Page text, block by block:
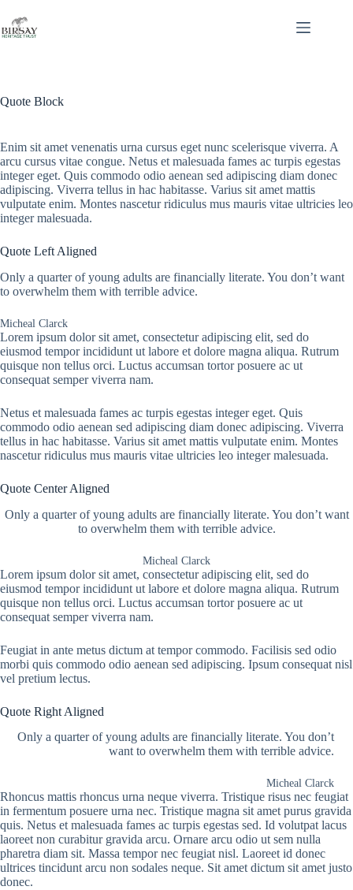
content
Quote Block
Enim sit amet venenatis urna cursus eget nunc scelerisque viverra. A
arcu cursus vitae congue. Netus et malesuada fames ac turpis egestas
integer eget. Quis commodo odio aenean sed adipiscing diam donec
adipiscing. Viverra tellus in hac habitasse. Varius sit amet mattis
vulputate enim. Montes nascetur ridiculus mus mauris vitae ultricies leo
integer malesuada.
Quote Left Aligned
Only a quarter of young adults are financially literate. You don’t want
to overwhelm them with terrible advice.
Micheal Clarck
Lorem ipsum dolor sit amet, consectetur adipiscing elit, sed do
eiusmod tempor incididunt ut labore et dolore magna aliqua. Rutrum
quisque non tellus orci. Luctus accumsan tortor posuere ac ut
consequat semper viverra nam.
Netus et malesuada fames ac turpis egestas integer eget. Quis
commodo odio aenean sed adipiscing diam donec adipiscing. Viverra
tellus in hac habitasse. Varius sit amet mattis vulputate enim. Montes
nascetur ridiculus mus mauris vitae ultricies leo integer malesuada.
Quote Center Aligned
Only a quarter of young adults are financially literate. You don’t want
to overwhelm them with terrible advice.
Micheal Clarck
Lorem ipsum dolor sit amet, consectetur adipiscing elit, sed do
eiusmod tempor incididunt ut labore et dolore magna aliqua. Rutrum
quisque non tellus orci. Luctus accumsan tortor posuere ac ut
consequat semper viverra nam.
Feugiat in ante metus dictum at tempor commodo. Facilisis sed odio
morbi quis commodo odio aenean sed adipiscing. Ipsum consequat nisl
vel pretium lectus.
Quote Right Aligned
Only a quarter of young adults are financially literate. You don’t
want to overwhelm them with terrible advice.
Micheal Clarck
Rhoncus mattis rhoncus urna neque viverra. Tristique risus nec feugiat
in fermentum posuere urna nec. Tristique magna sit amet purus gravida
quis. Netus et malesuada fames ac turpis egestas sed. Id volutpat lacus
laoreet non curabitur gravida arcu. Ornare arcu odio ut sem nulla
pharetra diam sit. Massa tempor nec feugiat nisl. Laoreet id donec
ultrices tincidunt arcu non sodales neque. Sit amet dictum sit amet justo
donec.